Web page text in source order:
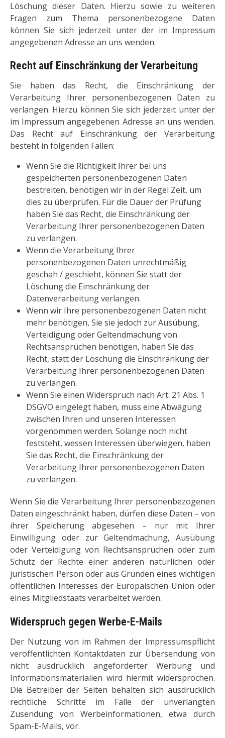
Löschung dieser Daten. Hierzu sowie zu weiteren
Fragen zum Thema personenbezogene Daten
können Sie sich jederzeit unter der im Impressum
angegebenen Adresse an uns wenden.
Recht auf Einschränkung der Verarbeitung
Sie haben das Recht, die Einschränkung der
Verarbeitung Ihrer personenbezogenen Daten zu
verlangen. Hierzu können Sie sich jederzeit unter der
im Impressum angegebenen Adresse an uns wenden.
Das Recht auf Einschränkung der Verarbeitung
besteht in folgenden Fällen:
Wenn Sie die Richtigkeit Ihrer bei uns
gespeicherten personenbezogenen Daten
bestreiten, benötigen wir in der Regel Zeit, um
dies zu überprüfen. Für die Dauer der Prüfung
haben Sie das Recht, die Einschränkung der
Verarbeitung Ihrer personenbezogenen Daten
zu verlangen.
Wenn die Verarbeitung Ihrer
personenbezogenen Daten unrechtmäßig
geschah / geschieht, können Sie statt der
Löschung die Einschränkung der
Datenverarbeitung verlangen.
Wenn wir Ihre personenbezogenen Daten nicht
mehr benötigen, Sie sie jedoch zur Ausübung,
Verteidigung oder Geltendmachung von
Rechtsansprüchen benötigen, haben Sie das
Recht, statt der Löschung die Einschränkung der
Verarbeitung Ihrer personenbezogenen Daten
zu verlangen.
Wenn Sie einen Widerspruch nach Art. 21 Abs. 1
DSGVO eingelegt haben, muss eine Abwägung
zwischen Ihren und unseren Interessen
vorgenommen werden. Solange noch nicht
feststeht, wessen Interessen überwiegen, haben
Sie das Recht, die Einschränkung der
Verarbeitung Ihrer personenbezogenen Daten
zu verlangen.
Wenn Sie die Verarbeitung Ihrer personenbezogenen
Daten eingeschränkt haben, dürfen diese Daten – von
ihrer Speicherung abgesehen – nur mit Ihrer
Einwilligung oder zur Geltendmachung, Ausübung
oder Verteidigung von Rechtsansprüchen oder zum
Schutz der Rechte einer anderen natürlichen oder
juristischen Person oder aus Gründen eines wichtigen
öffentlichen Interesses der Europäischen Union oder
eines Mitgliedstaats verarbeitet werden.
Widerspruch gegen Werbe-E-Mails
Der Nutzung von im Rahmen der Impressumspflicht
veröffentlichten Kontaktdaten zur Übersendung von
nicht ausdrücklich angeforderter Werbung und
Informationsmaterialien wird hiermit widersprochen.
Die Betreiber der Seiten behalten sich ausdrücklich
rechtliche Schritte im Falle der unverlangten
Zusendung von Werbeinformationen, etwa durch
Spam-E-Mails, vor.